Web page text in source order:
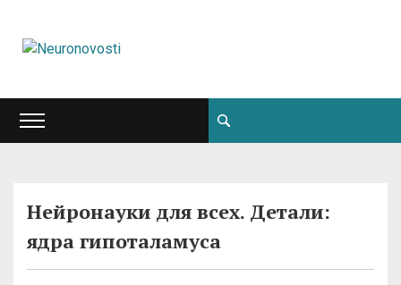
Нейронауки для всех. Детали:
ядра гипоталамуса